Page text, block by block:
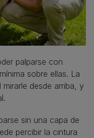
palparse con
sobre ellas. La
desde arriba, y
sin una capa de
percibir la cintura